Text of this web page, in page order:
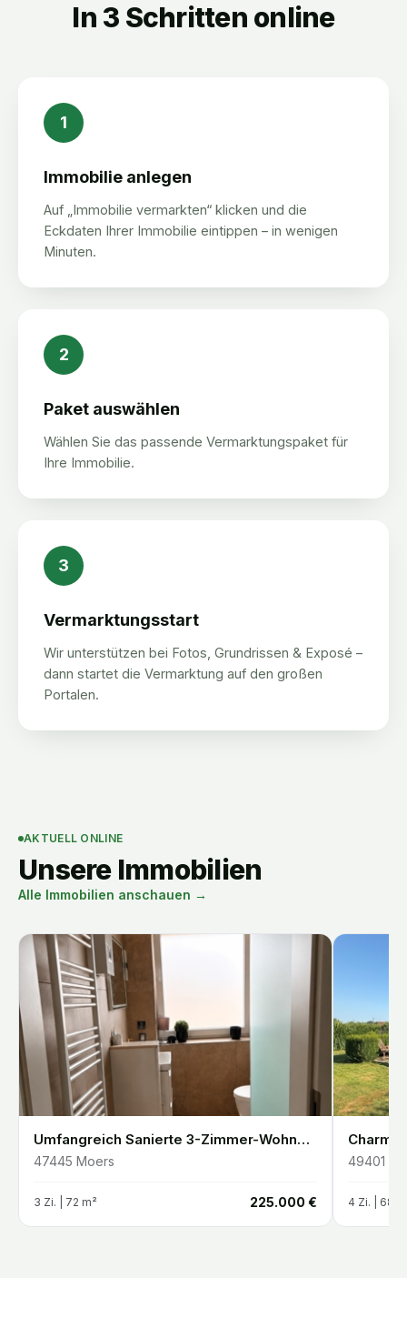
In 3 Schritten online
1
Immobilie anlegen
Auf „Immobilie vermarkten“ klicken und die
Eckdaten Ihrer Immobilie eintippen – in wenigen
Minuten.
2
Paket auswählen
Wählen Sie das passende Vermarktungspaket für
Ihre Immobilie.
3
Vermarktungsstart
Wir unterstützen bei Fotos, Grundrissen & Exposé –
dann startet die Vermarktung auf den großen
Portalen.
AKTUELL ONLINE
Unsere Immobilien
Alle Immobilien anschauen →
Umfangreich Sanierte 3-Zimmer-Wohnung mit Balkon und Klimaanlage in Moers Utfort
47445 Moers
3 Zi. | 72 m² 225.000 €
49401
4 Zi. | 68